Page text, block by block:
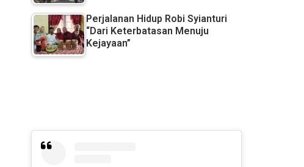
Perjalanan Hidup Robi Syianturi
“Dari Keterbatasan Menuju
Kejayaan”